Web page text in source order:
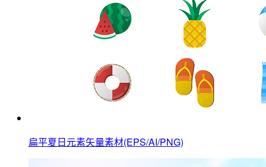
扁平夏日元素矢量素材(EPS/AI/PNG)